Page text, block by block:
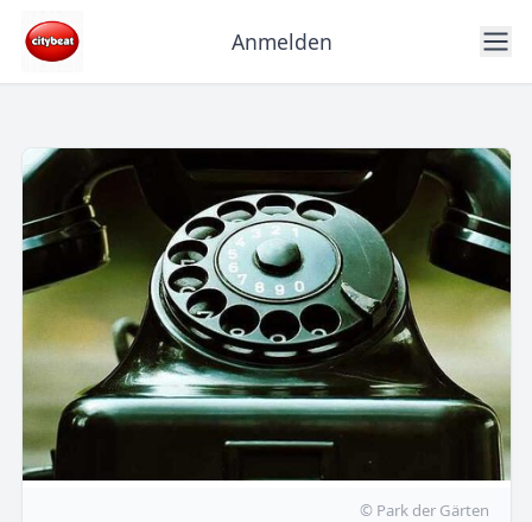
Anmelden
© Park der Gärten